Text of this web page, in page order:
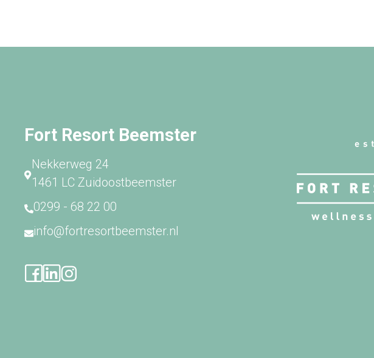
Fort Resort Beemster
Nekkerweg 24
1461 LC Zuidoostbeemster
0299 - 68 22 00
info@fortresortbeemster.nl